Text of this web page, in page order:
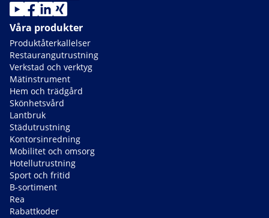
Våra produkter
Produktåterkallelser
Restaurangutrustning
Verkstad och verktyg
Mätinstrument
Hem och trädgård
Skönhetsvård
Lantbruk
Städutrustning
Kontorsinredning
Mobilitet och omsorg
Hotellutrustning
Sport och fritid
B-sortiment
Rea
Rabattkoder